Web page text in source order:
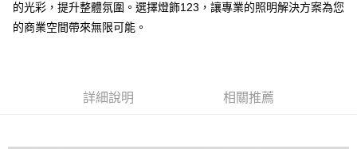
相關說明
【關於「AFTEE先享後付」】
３．安心：先確認商品／服務後，再付款。
的光彩，提升整體氛圍。選擇燈飾123，讓專業的照明解決方案為您
的商業空間帶來無限可能。
詳細說明 相關推薦